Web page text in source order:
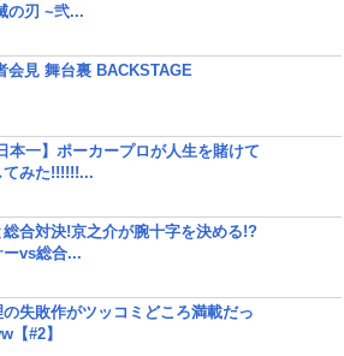
の刃 ~弐...
会見 舞台裏 BACKSTAGE
本一】ポーカープロが人生を賭けて
てみた!!!!!!...
合対決!京之介が腕十字を決める!?
ーvs総合...
の失敗作がツッコミどころ満載だっ
【#2】